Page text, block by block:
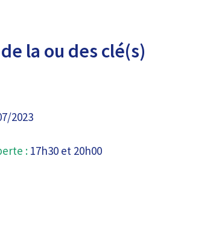
la ou des clé(s)
2023
: 17h30 et 20h00